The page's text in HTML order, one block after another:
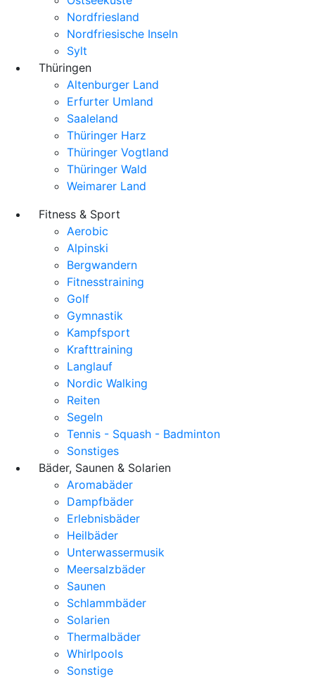
Nordfriesland
Nordfriesische Inseln
Sylt
Thüringen
Altenburger Land
Erfurter Umland
Saaleland
Thüringer Harz
Thüringer Vogtland
Thüringer Wald
Weimarer Land
Fitness & Sport
Aerobic
Alpinski
Bergwandern
Fitnesstraining
Golf
Gymnastik
Kampfsport
Krafttraining
Langlauf
Nordic Walking
Reiten
Segeln
Tennis - Squash - Badminton
Sonstiges
Bäder, Saunen & Solarien
Aromabäder
Dampfbäder
Erlebnisbäder
Heilbäder
Unterwassermusik
Meersalzbäder
Saunen
Schlammbäder
Solarien
Thermalbäder
Whirlpools
Sonstige